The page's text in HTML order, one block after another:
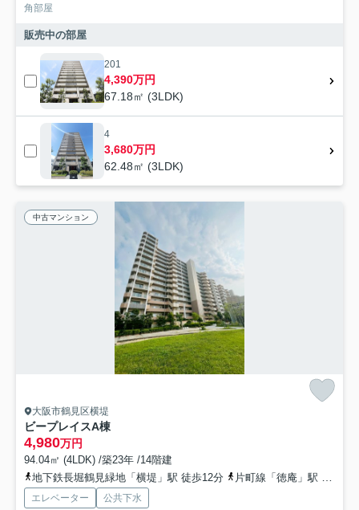
角部屋
販売中の部屋
201
4,390万円
67.18㎡ (3LDK)
4
3,680万円
62.48㎡ (3LDK)
中古マンション
大阪市鶴見区横堤
ビープレイスA棟
4,980万円
94.04㎡ (4LDK) /築23年 /14階建
地下鉄長堀鶴見緑地「横堤」駅 徒歩12分
片町線「徳庵」駅 徒歩16分
エレベーター 公共下水